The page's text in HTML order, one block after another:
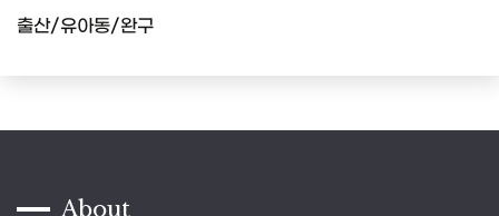
출산/유아동/완구
About